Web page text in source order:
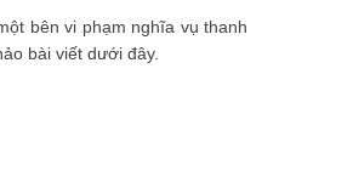
bên vi phạm nghĩa vụ thanh
bài viết dưới đây.